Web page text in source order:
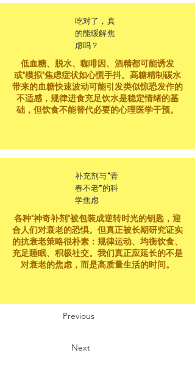
吃对了，真
的能缓解焦
虑吗？
低血糖、脱水、咖啡因、酒精都可能诱发
或"模拟"焦虑症状如心慌手抖。高糖精制碳水
带来的血糖快速波动可能引发类似惊恐发作的
不适感，规律进食充足饮水是稳定情绪的基
础，但饮食不能替代必要的心理医学干预。
补充剂与"青
春不老"的科
学焦虑
各种"神奇补剂"被包装成逆转时光的钥匙，迎
合人们对衰老的恐惧。但真正被长期研究证实
的抗衰老策略很朴素：规律运动、均衡饮食、
充足睡眠、积极社交。我们真正应延长的不是
对衰老的焦虑，而是高质量生活的时间。
Previous
Next